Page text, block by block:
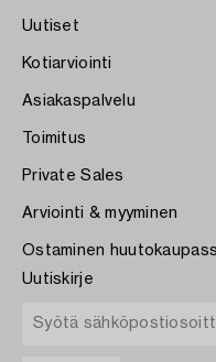
Uutiset
Kotiarviointi
Asiakaspalvelu
Toimitus
Private Sales
Arviointi & myyminen
Ostaminen
Uutiskirje